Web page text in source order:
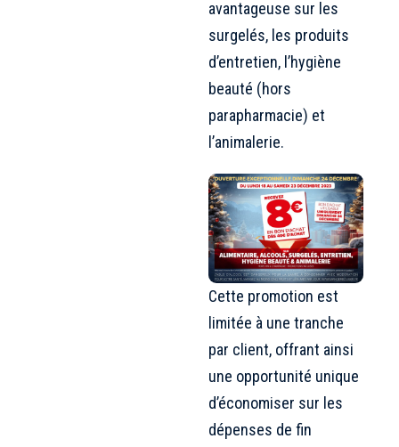
avantageuse sur les
surgelés, les produits
d’entretien, l’hygiène
beauté (hors
parapharmacie) et
l’animalerie.
Cette promotion est
limitée à une tranche
par client, offrant ainsi
une opportunité unique
d’économiser sur les
dépenses de fin